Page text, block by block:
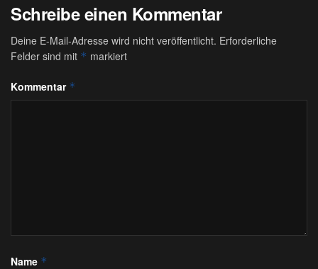
Schreibe einen Kommentar
Deine E-Mail-Adresse wird nicht veröffentlicht. Erforderliche
Felder sind mit * markiert
Kommentar *
Name *